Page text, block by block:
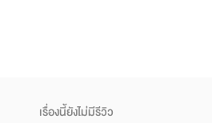
เรื่องนี้ยังไม่มีรีวิว